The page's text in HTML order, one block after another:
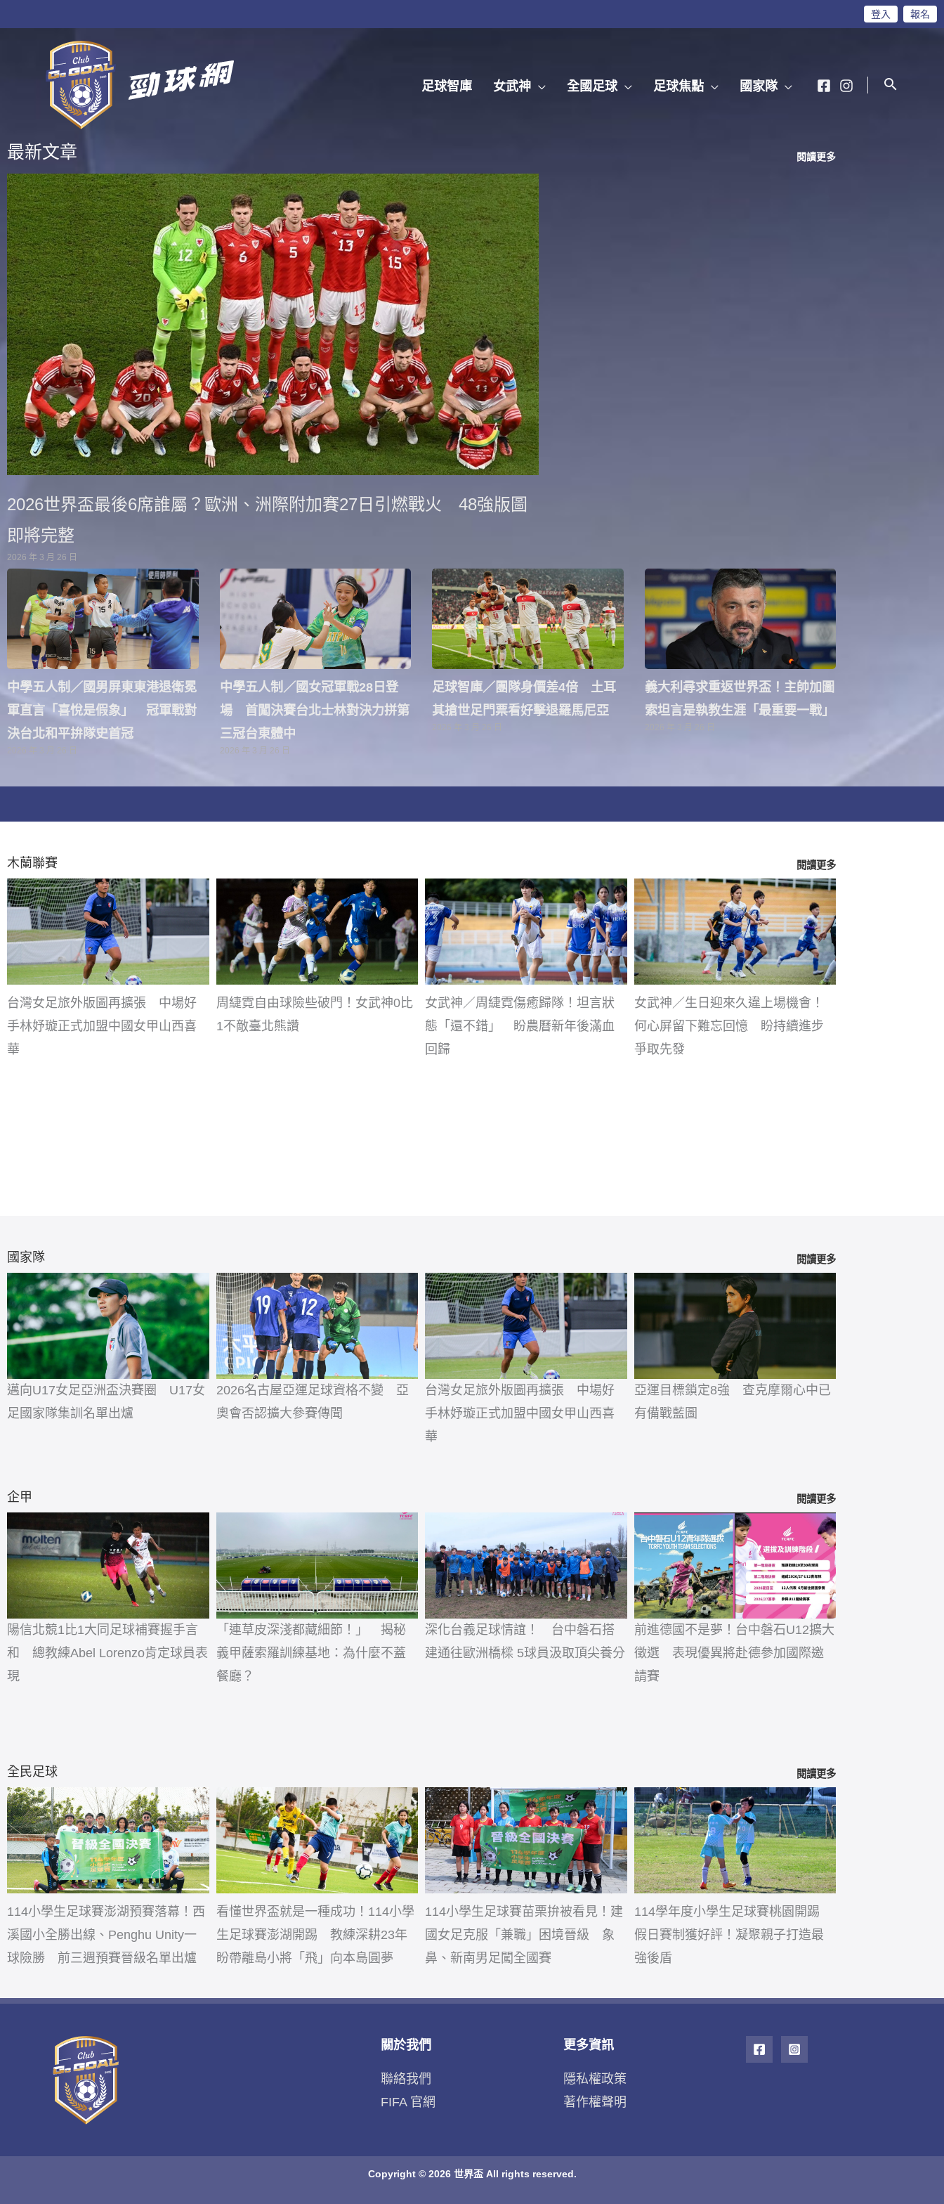
登入 報名
足球智庫 女武神 全國足球 足球焦點 國家隊
最新文章 閱讀更多
2026世界盃最後6席誰屬？歐洲、洲際附加賽27日引燃戰火 48強版圖
即將完整
2026 年 3 月 26 日
中學五人制／國男屏東東港退衛冕
軍直言「喜悅是假象」 冠軍戰對
決台北和平拚隊史首冠
2026 年 3 月 26 日
中學五人制／國女冠軍戰28日登
場 首闖決賽台北士林對決力拼第
三冠台東體中
2026 年 3 月 26 日
足球智庫／團隊身價差4倍 土耳
其搶世足門票看好擊退羅馬尼亞
2026 年 3 月 26 日
義大利尋求重返世界盃！主帥加圖
索坦言是執教生涯「最重要一戰」
木蘭聯賽 閱讀更多
台灣女足旅外版圖再擴張 中場好
手林妤璇正式加盟中國女甲山西喜
華
周緁霓自由球險些破門！女武神0比
1不敵臺北熊讚
女武神／周緁霓傷癒歸隊！坦言狀
態「還不錯」 盼農曆新年後滿血
回歸
女武神／生日迎來久違上場機會！
何心屏留下難忘回憶 盼持續進步
爭取先發
國家隊 閱讀更多
邁向U17女足亞洲盃決賽圈 U17女
足國家隊集訓名單出爐
2026名古屋亞運足球資格不變 亞
奧會否認擴大參賽傳聞
台灣女足旅外版圖再擴張 中場好
手林妤璇正式加盟中國女甲山西喜
華
亞運目標鎖定8強 查克摩爾心中已
有備戰藍圖
企甲 閱讀更多
陽信北競1比1大同足球補賽握手言
和 總教練Abel Lorenzo肯定球員表
現
「連草皮深淺都藏細節！」 揭秘
義甲薩索羅訓練基地：為什麼不蓋
餐廳？
深化台義足球情誼！ 台中磐石搭
建通往歐洲橋樑 5球員汲取頂尖養分
前進德國不是夢！台中磐石U12擴大
徵選 表現優異將赴德參加國際邀
請賽
全民足球 閱讀更多
114小學生足球賽澎湖預賽落幕！西
溪國小全勝出線、Penghu Unity一
球險勝 前三週預賽晉級名單出爐
看懂世界盃就是一種成功！114小學
生足球賽澎湖開踢 教練深耕23年
盼帶離島小將「飛」向本島圓夢
114小學生足球賽苗栗拚被看見！建
國女足克服「兼職」困境晉級 象
鼻、新南男足闖全國賽
114學年度小學生足球賽桃園開踢
假日賽制獲好評！凝聚親子打造最
強後盾
關於我們
聯絡我們
FIFA 官網
更多資訊
隱私權政策
著作權聲明
Copyright © 2026 世界盃 All rights reserved.